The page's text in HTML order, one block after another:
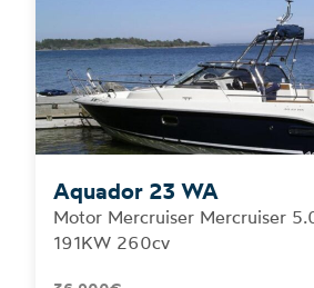
Aquador 23 WA
Motor Mercruiser Mercruiser
191KW 260cv